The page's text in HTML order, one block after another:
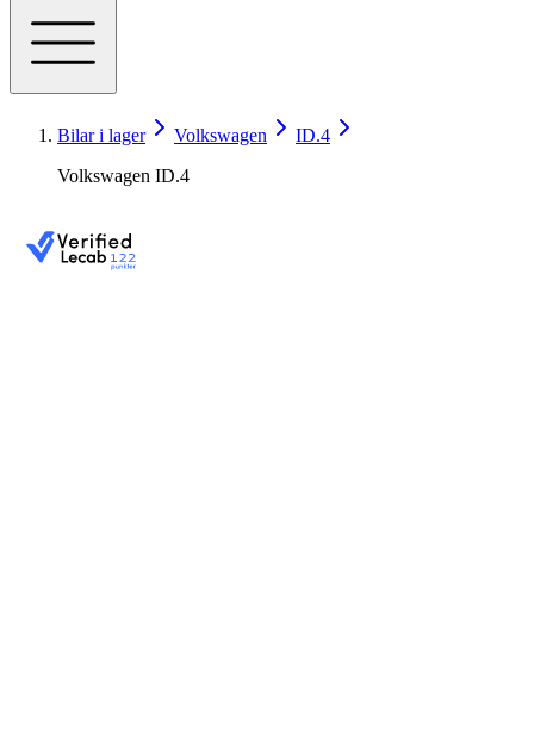
Bilar i lager Volkswagen
ID.4
Volkswagen ID.4